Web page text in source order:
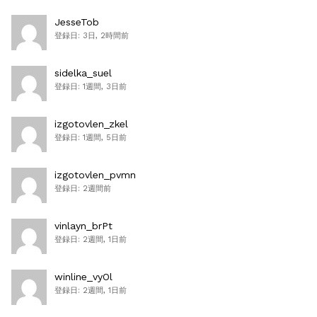
JesseTob
登録日: 3日, 2時間前
sidelka_suel
登録日: 1週間, 3日前
izgotovlen_zkel
登録日: 1週間, 5日前
izgotovlen_pvmn
登録日: 2週間前
vinlayn_brPt
登録日: 2週間, 1日前
winline_vyOl
登録日: 2週間, 1日前